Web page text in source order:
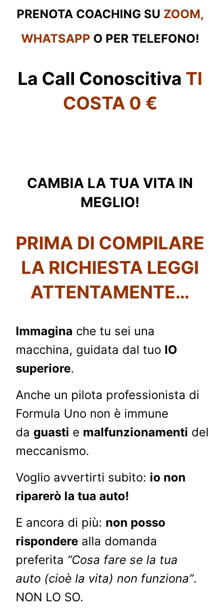
PRENOTA COACHING SU ZOOM,
WHATSAPP O PER TELEFONO!
La Call Conoscitiva TI
COSTA 0 €
CAMBIA LA TUA VITA IN
MEGLIO!
PRIMA DI COMPILARE
LA RICHIESTA LEGGI
ATTENTAMENTE…
Immagina che tu sei una
macchina, guidata dal tuo IO
superiore.
Anche un pilota professionista di
Formula Uno non è immune
da guasti e malfunzionamenti del
meccanismo.
Voglio avvertirti subito: io non
riparerò la tua auto!
E ancora di più: non posso
rispondere alla domanda
preferita “Cosa fare se la tua
auto (cioè la vita) non funziona”.
NON LO SO.